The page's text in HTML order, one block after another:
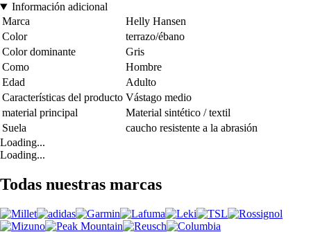
Información adicional
Marca
Helly Hansen
Color
terrazo/ébano
Color dominante
Gris
Como
Hombre
Edad
Adulto
Características del producto Vástago medio
material principal
Material sintético / textil
Suela
caucho resistente a la abrasión
Loading...
Loading...
Todas nuestras marcas